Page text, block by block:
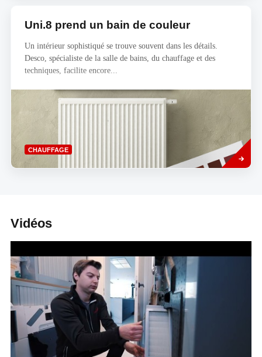
Uni.8 prend un bain de couleur
Un intérieur sophistiqué se trouve souvent dans les détails.
Desco, spécialiste de la salle de bains, du chauffage et des
techniques, facilite encore...
CHAUFFAGE
Savoir
plus
Vidéos